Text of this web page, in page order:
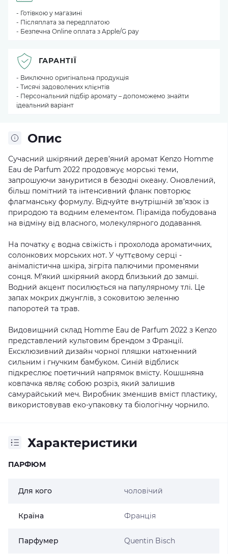
Опис
Сучасний шкіряний дерев’яний аромат Kenzo Homme
Eau de Parfum 2022 продовжує морські теми,
запрошуючи зануритися в безодні океану. Оновлений,
більш помітний та інтенсивний фланк повторює
флагманську формулу. Відчуйте внутрішній зв’язок із
природою та водним елементом. Піраміда побудована
на відміну від власного, молекулярного додавання.
На початку є водна свіжість і прохолода ароматичних,
солонкових морських нот. У чуттєвому серці -
анімалістична шкіра, зігріта палючими променями
сонця. М’який шкіряний акорд близький до замші.
Водний акцент посилюється на папулярному тлі. Це
запах мокрих джунглів, з соковитою зеленню
папоротей та трав.
Видовищний склад Homme Eau de Parfum 2022 з Kenzo
представлений культовим брендом з Франції.
Ексклюзивний дизайн чорної пляшки натхненний
сильним і гнучким бамбуком. Синій відблиск
підкреслює поетичний напрямок вмісту. Кошшняна
ковпачка являє собою розріз, який залишив
самурайський меч. Виробник зменшив вміст пластику,
використовував еко-упаковку та біологічну чорнило.
Характеристики
ПАРФЮМ
Для кого чоловічий
Країна Франція
Парфумер Quentin Bisch
- Готівкою у магазині
- Післяплата за передплатою
- Безпечна Online оплата з Apple/G pay
ГАРАНТІЇ
- Виключно оригінальна продукція
- Тисячі задоволених клієнтів
- Персональний підбір аромату – допоможемо знайти
ідеальний варіант